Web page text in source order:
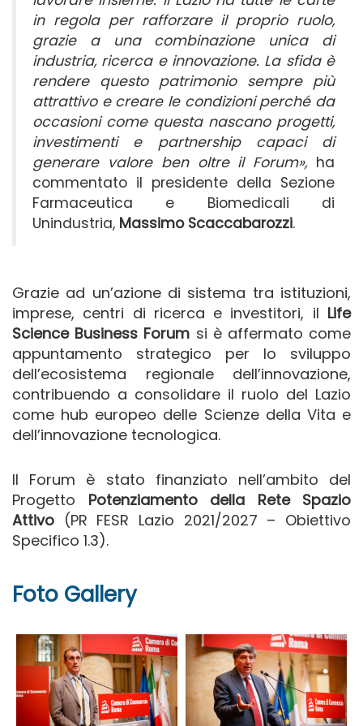
in regola per rafforzare il proprio ruolo,
grazie a una combinazione unica di
industria, ricerca e innovazione. La sfida è
rendere questo patrimonio sempre più
attrattivo e creare le condizioni perché da
occasioni come questa nascano progetti,
investimenti e partnership capaci di
generare valore ben oltre il Forum», ha
commentato il presidente della Sezione
Farmaceutica e Biomedicali di
Unindustria, Massimo Scaccabarozzi.
Grazie ad un’azione di sistema tra istituzioni,
imprese, centri di ricerca e investitori, il Life
Science Business Forum si è affermato come
appuntamento strategico per lo sviluppo
dell’ecosistema regionale dell’innovazione,
contribuendo a consolidare il ruolo del Lazio
come hub europeo delle Scienze della Vita e
dell’innovazione tecnologica.
Il Forum è stato finanziato nell’ambito del
Progetto Potenziamento della Rete Spazio
Attivo (PR FESR Lazio 2021/2027 – Obiettivo
Specifico 1.3).
Foto Gallery